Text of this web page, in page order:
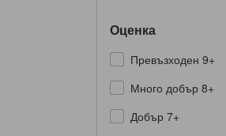
Оценка
Превъзходен 9+
Много добър 8+
Добър 7+